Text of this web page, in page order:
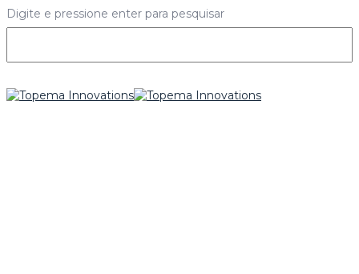
Digite e pressione enter para pesquisar